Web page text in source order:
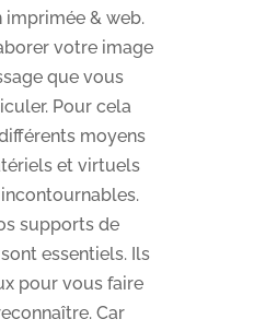
& web.
votre image
que vous
Pour cela
moyens
et virtuels
supports de
essentiels. Ils
pour vous faire
Car